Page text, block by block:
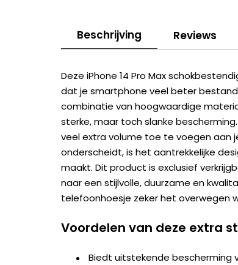
Beschrijving Reviews
Deze iPhone 14 Pro Max
dat je smartphone veel beter
combinatie van hoogwaardige
sterke, maar toch slanke
veel extra volume toe te voegen aan
onderscheidt, is het aantrekkelijke
maakt. Dit product is exclusief
naar een stijlvolle, duurzame en
telefoonhoesje zeker het overwegen
Voordelen van deze extra
Biedt uitstekende bescherming